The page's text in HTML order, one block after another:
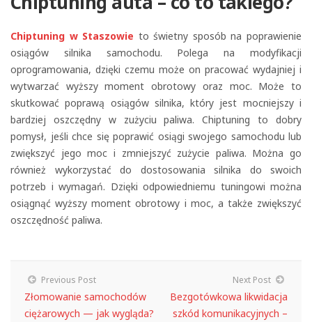
Chiptuning w Staszowie to świetny sposób na poprawienie
osiągów silnika samochodu. Polega na modyfikacji
oprogramowania, dzięki czemu może on pracować wydajniej i
wytwarzać wyższy moment obrotowy oraz moc. Może to
skutkować poprawą osiągów silnika, który jest mocniejszy i
bardziej oszczędny w zużyciu paliwa. Chiptuning to dobry
pomysł, jeśli chce się poprawić osiągi swojego samochodu lub
zwiększyć jego moc i zmniejszyć zużycie paliwa. Można go
również wykorzystać do dostosowania silnika do swoich
potrzeb i wymagań. Dzięki odpowiedniemu tuningowi można
osiągnąć wyższy moment obrotowy i moc, a także zwiększyć
oszczędność paliwa.
Previous Post
Złomowanie samochodów
ciężarowych — jak wygląda?
Next Post
Bezgotówkowa likwidacja
szkód komunikacyjnych –